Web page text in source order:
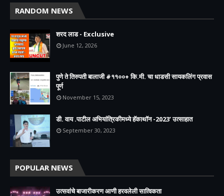
RANDOM NEWS
शरद लाड - Exclusive
June 12, 2026
पुणे ते तिरुपती बालाजी #११००+ कि.मी. चा धाडसी सायकलिंग प्रवास
पूर्ण
November 15, 2023
डी. वाय .पाटील अभियांत्रिकीमध्ये हॅकाथॉन -2023’ उत्साहात
September 30, 2023
POPULAR NEWS
उत्सवांचे बाजारीकरण आणी हरवलेली सात्विकता